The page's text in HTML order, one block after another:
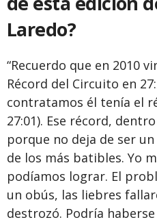
Laredo?
“Recuerdo que en 2010
Récord del Circuito en
contratamos él tenía el
27:01). Ese récord,
porque no deja de ser
de los más batibles. Yo
podíamos lograr. El
un obús, las liebres
destrozó. Podría